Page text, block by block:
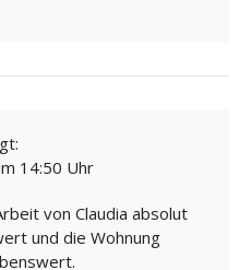
14:50 Uhr
von Claudia absolut
und die Wohnung